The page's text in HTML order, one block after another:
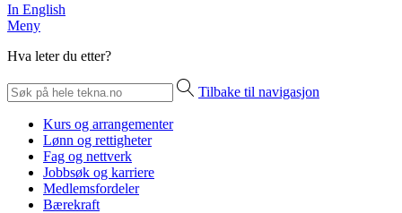
In English
Meny
Hva leter du etter?
Tilbake til navigasjon
Kurs og arrangementer
Lønn og rettigheter
Fag og nettverk
Jobbsøk og karriere
Medlemsfordeler
Bærekraft